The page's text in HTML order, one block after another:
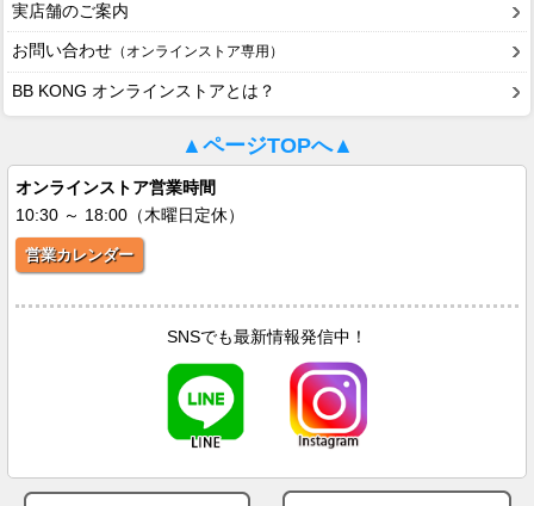
実店舗のご案内
お問い合わせ （オンラインストア専用）
BB KONG オンラインストアとは？
▲ページTOPへ▲
オンラインストア営業時間
10:30 ～ 18:00（木曜日定休）
営業カレンダー
SNSでも最新情報発信中！